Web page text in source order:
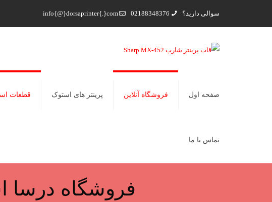
سوالی دارید؟ 02188348376
info{@}dorsaprinter{.}com
صفحه اول فروشگاه آنلاین پرینتر های استوک قطعات
تماس با ما
فروشگاه درسا